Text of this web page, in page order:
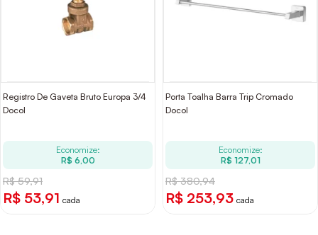
Registro De Gaveta Bruto Europa 3/4
Docol
Economize:
R$ 6,00
R$ 59,91
R$ 53,91 cada
Porta Toalha Barra Trip Cromado
Docol
Economize:
R$ 127,01
R$ 380,94
R$ 253,93 cada